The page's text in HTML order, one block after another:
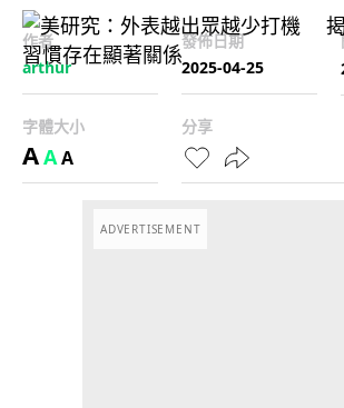
作者
arthur
發佈日期
2025-04-25
字體大小
AAA
分享
ADVERTISEMENT